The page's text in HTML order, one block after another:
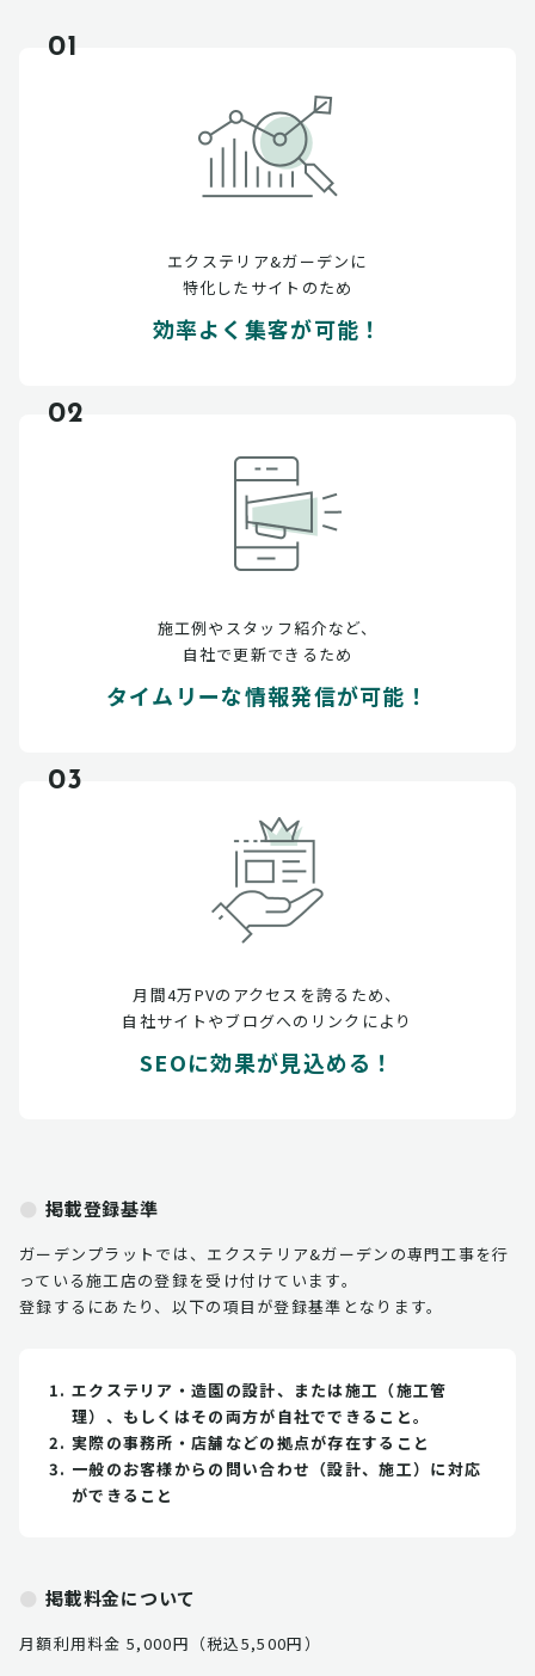
01
エクステリア&ガーデンに
特化したサイトのため
効率よく集客が可能！
02
施工例やスタッフ紹介など、
自社で更新できるため
タイムリーな情報発信が可能！
03
月間4万PVのアクセスを誇るため、
自社サイトやブログへのリンクにより
SEOに効果が見込める！
掲載登録基準
ガーデンプラットでは、エクステリア&ガーデンの専門工事を行
っている施工店の登録を受け付けています。
登録するにあたり、以下の項目が登録基準となります。
エクステリア・造園の設計、または施工（施工管
理）、もしくはその両方が自社でできること。
実際の事務所・店舗などの拠点が存在すること
一般のお客様からの問い合わせ（設計、施工）に対応
ができること
掲載料金について
月額利用料金 5,000円（税込5,500円）